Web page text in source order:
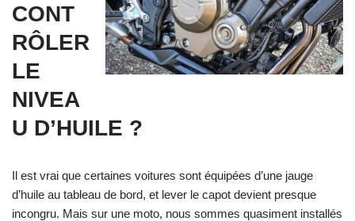
CONT
RÔLER
LE
NIVEA
U D’HUILE ?
Il est vrai que certaines voitures sont équipées d’une jauge
d’huile au tableau de bord, et lever le capot devient presque
incongru. Mais sur une moto, nous sommes quasiment installés